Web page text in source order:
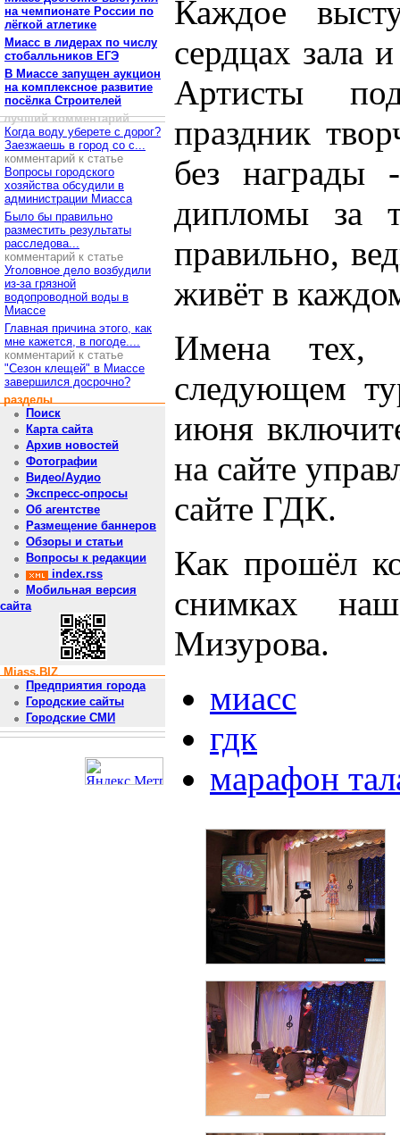
на чемпионате России по
лёгкой атлетике
Миасс в лидерах по числу
стобалльников ЕГЭ
В Миассе запущен аукцион
на комплексное развитие
посёлка Строителей
лучший комментарий
Когда воду уберете с дорог?
Заезжаешь в город со с...
комментарий к статье
Вопросы городского
хозяйства обсудили в
администрации Миасса
Было бы правильно
разместить результаты
расследова...
комментарий к статье
Уголовное дело возбудили
из-за грязной
водопроводной воды в
Миассе
Главная причина этого, как
мне кажется, в погоде....
комментарий к статье
"Сезон клещей" в Миассе
завершился досрочно?
разделы
Поиск
Карта сайта
Архив новостей
Фотографии
Видео/Аудио
Экспресс-опросы
Об агентстве
Размещение баннеров
Обзоры и статьи
Вопросы к редакции
index.rss
Мобильная версия
сайта
Miass.BIZ
Предприятия города
Городские сайты
Городские СМИ
Каждое
сердцах зала
Артисты
праздник
без награды
дипломы за
правильно,
живёт в
Имена тех,
следующем
июня
на сайте
сайте ГДК.
Как прошёл
снимках
Мизурова.
миасс
гдк
марафон